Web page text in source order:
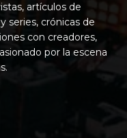
artículos de
series, crónicas de
con creadores,
por la escena